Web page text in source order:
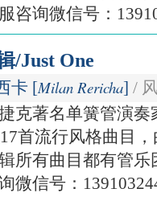
咨询微信号：
/Just One
卡 [Milan Rericha] /
克著名单簧管演奏
首流行风格曲目
所有曲目都有管
微信号：